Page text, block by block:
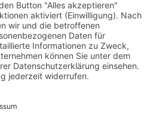
Downloads
Seiten